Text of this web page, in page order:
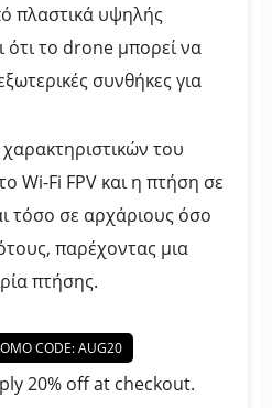
πλαστικά υψηλής
ότι το drone μπορεί να
συνθήκες για
του
Wi-Fi FPV και η πτήση σε
τόσο σε αρχάριους όσο
παρέχοντας μια
πτήσης.
CODE: AUG20
20% off at checkout.